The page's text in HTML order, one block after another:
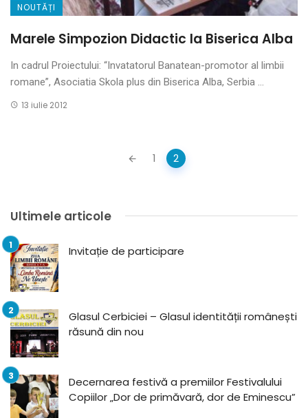
NOUTĂȚI
Marele Simpozion Didactic la Biserica Alba
In cadrul Proiectului: “Invatatorul Banatean-promotor al limbii
romane”, Asociatia Skola plus din Biserica Alba, Serbia ...
13 iulie 2012
1 2
Ultimele articole
Invitație de participare
Glasul Cerbiciei – Glasul identității românești
răsună din nou
Decernarea festivă a premiilor Festivalului
Copiilor „Dor de primăvară, dor de Eminescu”